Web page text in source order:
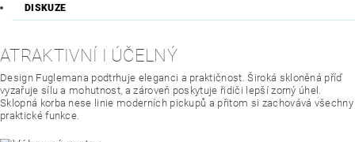
DISKUZE
ATRAKTIVNÍ I ÚČELNÝ
Design Fuglemana podtrhuje eleganci a praktičnost. Široká skloněná příď
vyzařuje sílu a mohutnost, a zároveň poskytuje řidiči lepší zorný úhel.
Sklopná korba nese linie moderních pickupů a přitom si zachovává všechny
praktické funkce.